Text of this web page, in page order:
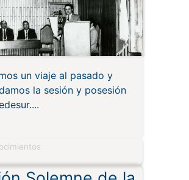
un viaje al pasado y
la sesión y posesión